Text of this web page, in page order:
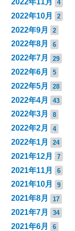
2022年11月 4
2022年10月 2
2022年9月 2
2022年8月 6
2022年7月 29
2022年6月 5
2022年5月 28
2022年4月 43
2022年3月 8
2022年2月 4
2022年1月 24
2021年12月 7
2021年11月 6
2021年10月 9
2021年8月 17
2021年7月 34
2021年6月 6